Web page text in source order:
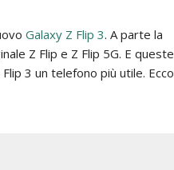
Galaxy Z Flip 3. A parte la
Z Flip e Z Flip 5G. E queste
3 un telefono più utile. Ecco